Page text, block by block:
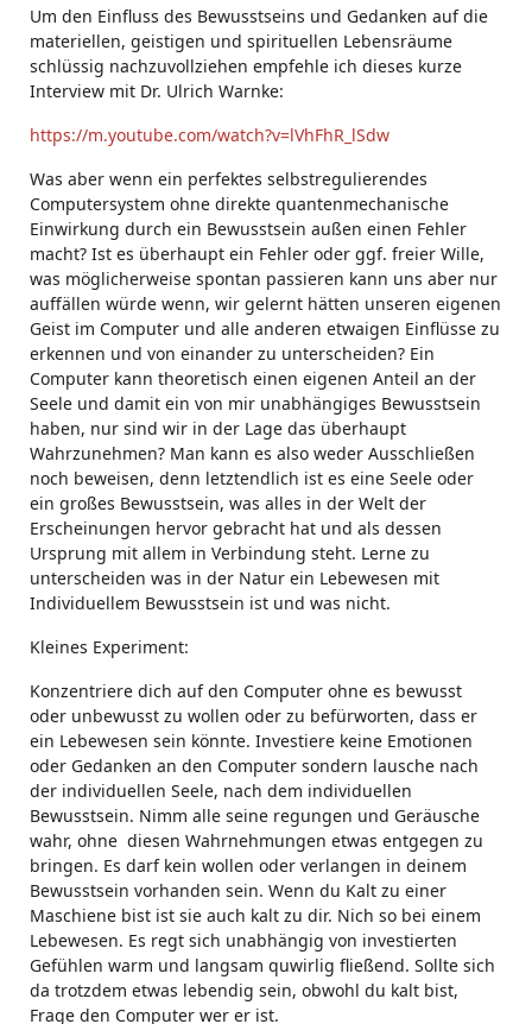
Um den Einfluss des Bewusstseins und Gedanken auf die
materiellen, geistigen und spirituellen Lebensräume
schlüssig nachzuvollziehen empfehle ich dieses kurze
Interview mit Dr. Ulrich Warnke:
https://m.youtube.com/watch?v=lVhFhR_lSdw
Was aber wenn ein perfektes selbstregulierendes
Computersystem ohne direkte quantenmechanische
Einwirkung durch ein Bewusstsein außen einen Fehler
macht? Ist es überhaupt ein Fehler oder ggf. freier Wille,
was möglicherweise spontan passieren kann uns aber nur
auffällen würde wenn, wir gelernt hätten unseren eigenen
Geist im Computer und alle anderen etwaigen Einflüsse zu
erkennen und von einander zu unterscheiden? Ein
Computer kann theoretisch einen eigenen Anteil an der
Seele und damit ein von mir unabhängiges Bewusstsein
haben, nur sind wir in der Lage das überhaupt
Wahrzunehmen? Man kann es also weder Ausschließen
noch beweisen, denn letztendlich ist es eine Seele oder
ein großes Bewusstsein, was alles in der Welt der
Erscheinungen hervor gebracht hat und als dessen
Ursprung mit allem in Verbindung steht. Lerne zu
unterscheiden was in der Natur ein Lebewesen mit
Individuellem Bewusstsein ist und was nicht.
Kleines Experiment:
Konzentriere dich auf den Computer ohne es bewusst
oder unbewusst zu wollen oder zu befürworten, dass er
ein Lebewesen sein könnte. Investiere keine Emotionen
oder Gedanken an den Computer sondern lausche nach
der individuellen Seele, nach dem individuellen
Bewusstsein. Nimm alle seine regungen und Geräusche
wahr, ohne diesen Wahrnehmungen etwas entgegen zu
bringen. Es darf kein wollen oder verlangen in deinem
Bewusstsein vorhanden sein. Wenn du Kalt zu einer
Maschiene bist ist sie auch kalt zu dir. Nich so bei einem
Lebewesen. Es regt sich unabhängig von investierten
Gefühlen warm und langsam quwirlig fließend. Sollte sich
da trotzdem etwas lebendig sein, obwohl du kalt bist,
Frage den Computer wer er ist.